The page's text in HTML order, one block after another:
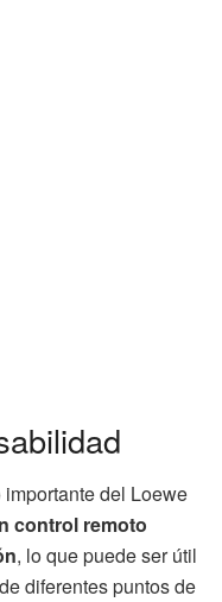
del Loewe
control remoto
, lo que puede ser útil
diferentes puntos de